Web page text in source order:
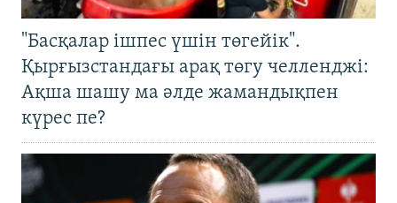
"Басқалар ішпес үшін төгейік".
Қырғызстандағы арақ төгу челленджі:
Ақша шашу ма әлде жамандықпен
күрес пе?